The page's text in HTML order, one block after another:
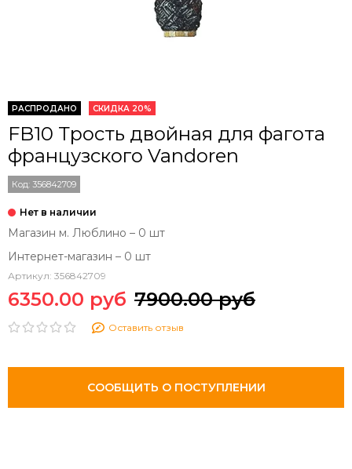
РАСПРОДАНО СКИДКА 20%
FB10 Трость двойная для фагота
французского Vandoren
Код: 356842709
Магазин м. Люблино – 0 шт
Интернет-магазин – 0 шт
Артикул: 356842709
6350.00 руб 7900.00 руб
Оставить отзыв
СООБЩИТЬ О ПОСТУПЛЕНИИ